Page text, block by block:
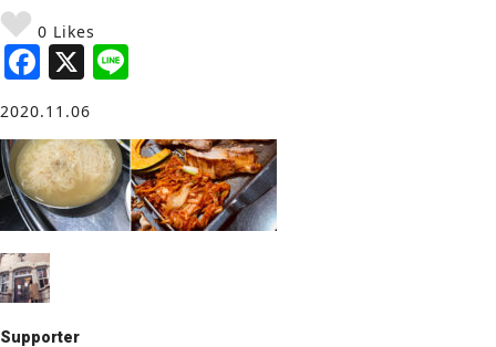
0 Likes
F
a
c
e
b
o
o
k
X
e
2020.11.06
Supporter